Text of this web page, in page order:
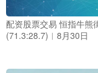
配资股票交易 恒指牛熊
(71.3:28.7)︱8月30日